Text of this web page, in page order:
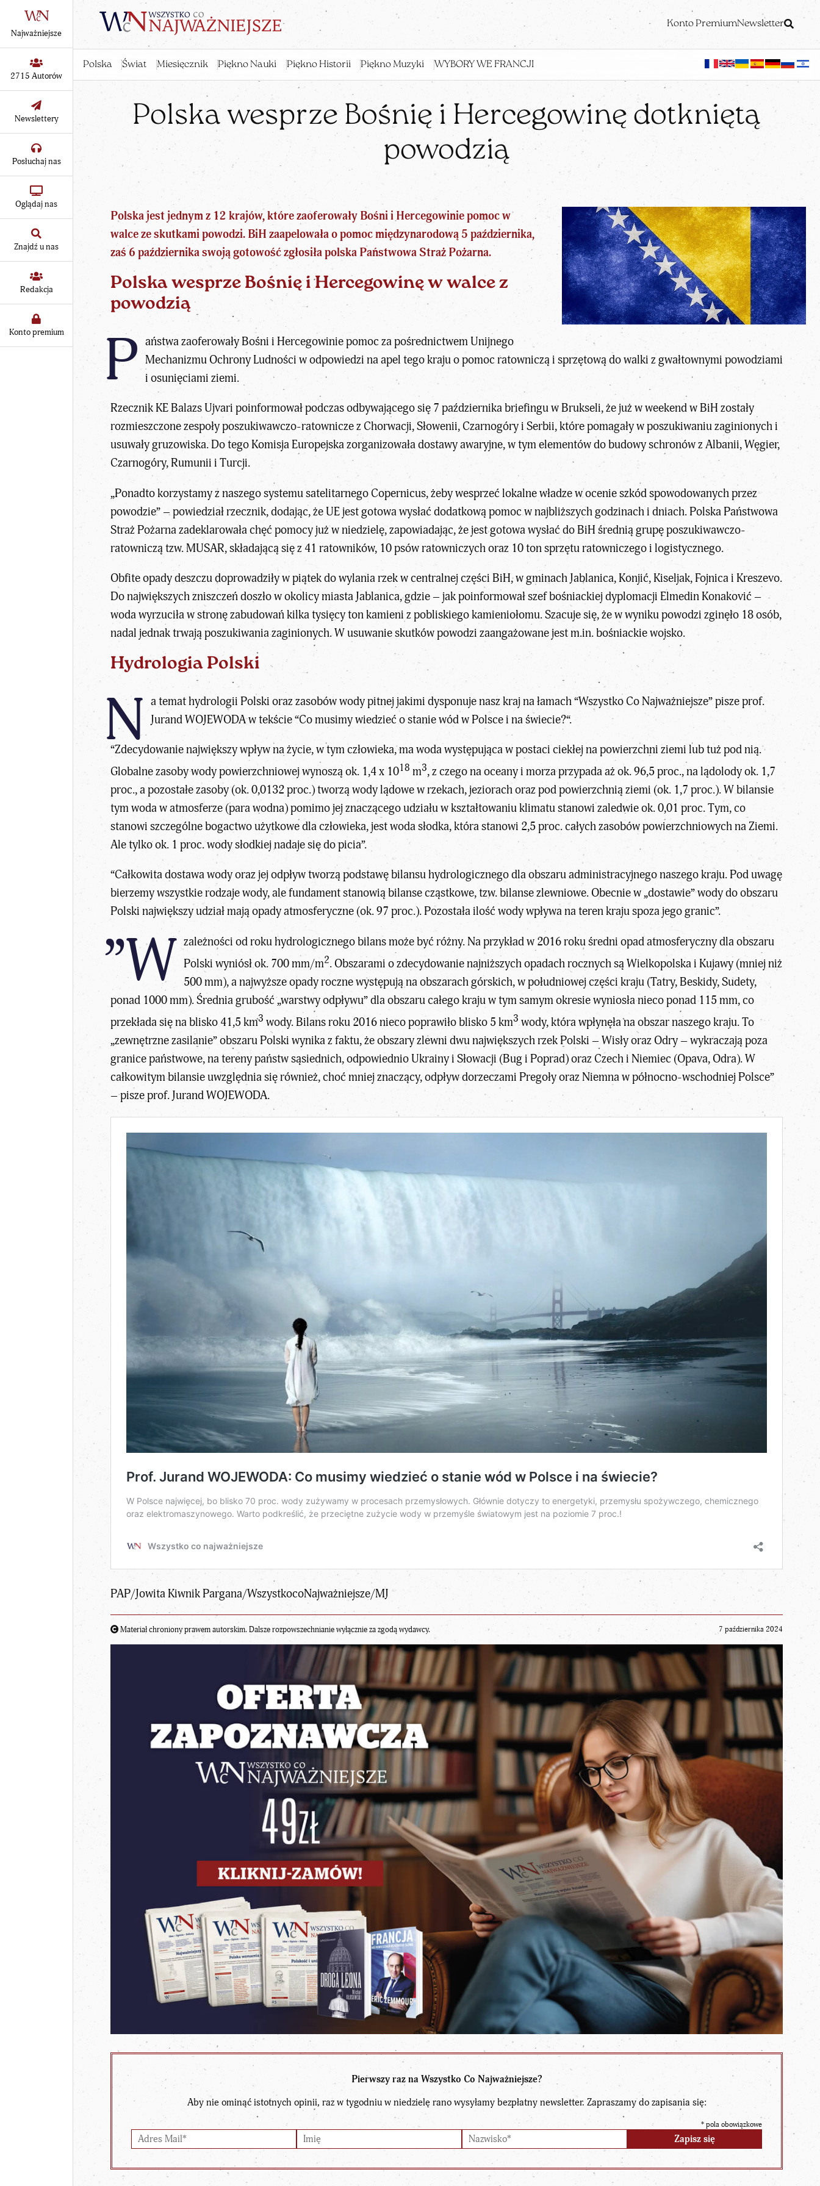
Konto PremiumNewsletter
Polska Świat Miesięcznik Piękno Nauki Piękno Historii Piękno Muzyki WYBORY WE FRANCJI
Najważniejsze
2715 Autorów
Newslettery
Posłuchaj nas
Oglądaj nas
Znajdź u nas
Redakcja
Konto premium
Polska wesprze Bośnię i Hercegowinę dotkniętą
powodzią
Polska jest jednym z 12 krajów, które zaoferowały Bośni i Hercegowinie pomoc w
walce ze skutkami powodzi. BiH zaapelowała o pomoc międzynarodową 5 października,
zaś 6 października swoją gotowość zgłosiła polska Państwowa Straż Pożarna.
Polska wesprze Bośnię i Hercegowinę w walce z
powodzią
P aństwa zaoferowały Bośni i Hercegowinie pomoc za pośrednictwem Unijnego
Mechanizmu Ochrony Ludności w odpowiedzi na apel tego kraju o pomoc ratowniczą i sprzętową do walki z gwałtownymi powodziami
i osunięciami ziemi.
Rzecznik KE Balazs Ujvari poinformował podczas odbywającego się 7 października briefingu w Brukseli, że już w weekend w BiH zostały
rozmieszczone zespoły poszukiwawczo-ratownicze z Chorwacji, Słowenii, Czarnogóry i Serbii, które pomagały w poszukiwaniu zaginionych i
usuwały gruzowiska. Do tego Komisja Europejska zorganizowała dostawy awaryjne, w tym elementów do budowy schronów z Albanii, Węgier,
Czarnogóry, Rumunii i Turcji.
„Ponadto korzystamy z naszego systemu satelitarnego Copernicus, żeby wesprzeć lokalne władze w ocenie szkód spowodowanych przez
powodzie” – powiedział rzecznik, dodając, że UE jest gotowa wysłać dodatkową pomoc w najbliższych godzinach i dniach. Polska Państwowa
Straż Pożarna zadeklarowała chęć pomocy już w niedzielę, zapowiadając, że jest gotowa wysłać do BiH średnią grupę poszukiwawczo-
ratowniczą tzw. MUSAR, składającą się z 41 ratowników, 10 psów ratowniczych oraz 10 ton sprzętu ratowniczego i logistycznego.
Obfite opady deszczu doprowadziły w piątek do wylania rzek w centralnej części BiH, w gminach Jablanica, Konjić, Kiseljak, Fojnica i Kreszevo.
Do największych zniszczeń doszło w okolicy miasta Jablanica, gdzie – jak poinformował szef bośniackiej dyplomacji Elmedin Konaković –
woda wyrzuciła w stronę zabudowań kilka tysięcy ton kamieni z pobliskiego kamieniołomu. Szacuje się, że w wyniku powodzi zginęło 18 osób,
nadal jednak trwają poszukiwania zaginionych. W usuwanie skutków powodzi zaangażowane jest m.in. bośniackie wojsko.
Hydrologia Polski
N a temat hydrologii Polski oraz zasobów wody pitnej jakimi dysponuje nasz kraj na łamach “Wszystko Co Najważniejsze” piszeprof.
Jurand WOJEWODAw tekście “Co musimy wiedzieć o stanie wód w Polsce i na świecie?“.
“Zdecydowanie największy wpływ na życie, w tym człowieka, ma woda występująca w postaci ciekłej na powierzchni ziemi lub tuż pod nią.
Globalne zasoby wody powierzchniowej wynoszą ok. 1,4 x 1018 m3, z czego na oceany i morza przypada aż ok. 96,5 proc., na lądolody ok. 1,7
proc., a pozostałe zasoby (ok. 0,0132 proc.) tworzą wody lądowe w rzekach, jeziorach oraz pod powierzchnią ziemi (ok. 1,7 proc.). W bilansie
tym woda w atmosferze (para wodna) pomimo jej znaczącego udziału w kształtowaniu klimatu stanowi zaledwie ok. 0,01 proc. Tym, co
stanowi szczególne bogactwo użytkowe dla człowieka, jest woda słodka, która stanowi 2,5 proc. całych zasobów powierzchniowych na Ziemi.
Ale tylko ok. 1 proc. wody słodkiej nadaje się do picia”.
“Całkowita dostawa wody oraz jej odpływ tworzą podstawę bilansu hydrologicznego dla obszaru administracyjnego naszego kraju. Pod uwagę
bierzemy wszystkie rodzaje wody, ale fundament stanowią bilanse cząstkowe, tzw. bilanse zlewniowe. Obecnie w „dostawie” wody do obszaru
Polski największy udział mają opady atmosferyczne (ok. 97 proc.). Pozostała ilość wody wpływa na teren kraju spoza jego granic”.
”W zależności od roku hydrologicznego bilans może być różny. Na przykład w 2016 roku średni opad atmosferyczny dla obszaru
Polski wyniósł ok. 700 mm/m2. Obszarami o zdecydowanie najniższych opadach rocznych są Wielkopolska i Kujawy (mniej niż
500 mm), a najwyższe opady roczne występują na obszarach górskich, w południowej części kraju (Tatry, Beskidy, Sudety,
ponad 1000 mm). Średnia grubość „warstwy odpływu” dla obszaru całego kraju w tym samym okresie wyniosła nieco ponad 115 mm, co
przekłada się na blisko 41,5 km3 wody. Bilans roku 2016 nieco poprawiło blisko 5 km3wody, która wpłynęła na obszar naszego kraju. To
„zewnętrzne zasilanie” obszaru Polski wynika z faktu, że obszary zlewni dwu największych rzek Polski – Wisły oraz Odry – wykraczają poza
granice państwowe, na tereny państw sąsiednich, odpowiednio Ukrainy i Słowacji (Bug i Poprad) oraz Czech i Niemiec (Opava, Odra). W
całkowitym bilansie uwzględnia się również, choć mniej znaczący, odpływ dorzeczami Pregoły oraz Niemna w północno-wschodniej Polsce”
– pisze prof. Jurand WOJEWODA.
PAP/Jowita Kiwnik Pargana/WszystkocoNajważniejsze/MJ
Materiał chroniony prawem autorskim. Dalsze rozpowszechnianie wyłącznie za zgodą wydawcy. 7 października 2024
Pierwszy raz na Wszystko Co Najważniejsze?
Aby nie ominąć istotnych opinii, raz w tygodniu w niedzielę rano wysyłamy bezpłatny newsletter. Zapraszamy do zapisania się:
*pola obowiązkowe